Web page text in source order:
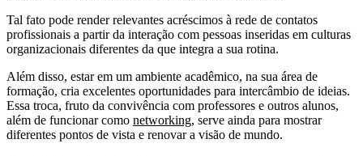
Tal fato pode render relevantes acréscimos à rede de contatos
profissionais a partir da interação com pessoas inseridas em culturas
organizacionais diferentes da que integra a sua rotina.
Além disso, estar em um ambiente acadêmico, na sua área de
formação, cria excelentes oportunidades para intercâmbio de ideias.
Essa troca, fruto da convivência com professores e outros alunos,
além de funcionar como networking, serve ainda para mostrar
diferentes pontos de vista e renovar a visão de mundo.